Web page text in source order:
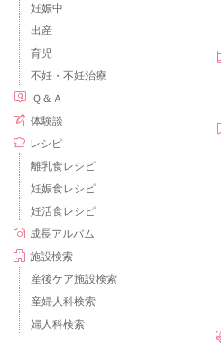
妊娠中
出産
育児
不妊・不妊治療
Ｑ＆Ａ
体験談
レシピ
離乳食レシピ
妊娠食レシピ
妊活食レシピ
成長アルバム
施設検索
産後ケア施設検索
産婦人科検索
婦人科検索